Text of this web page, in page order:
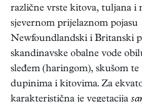
različne vrste kitova, tuljana i
sjevernom prijelaznom pojasu
Newfoundlandski i Britanski
skandinavske obalne vode
sleđem (haringom), skušom
dupinima i kitovima. Za
karakteristična je vegetacija